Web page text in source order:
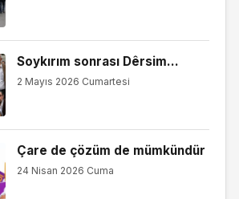
Soykırım sonrası Dêrsim…
2 Mayıs 2026 Cumartesi
Çare de çözüm de mümkündür
24 Nisan 2026 Cuma